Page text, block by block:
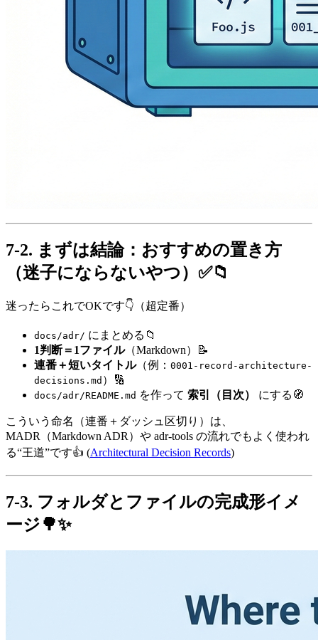
7-2. まずは結論：おすすめの置き方
（迷子にならないやつ）✅📁
迷ったらこれでOKです👇（超定番）
docs/adr/ にまとめる📁
1判断＝1ファイル（Markdown）📝
連番＋短いタイトル（例： 0001-record-architecture-
decisions.md ）🔢
docs/adr/README.md を作って 索引（目次） にする🧭
こういう命名（連番＋ダッシュ区切り）は、
MADR（Markdown ADR）や adr-tools の流れでもよく使われ
る“王道”です👍 (Architectural Decision Records)
7-3. フォルダとファイルの完成形イメ
ージ🌳✨